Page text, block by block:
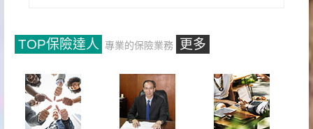
TOP保險達人 專業的保險業務 更多